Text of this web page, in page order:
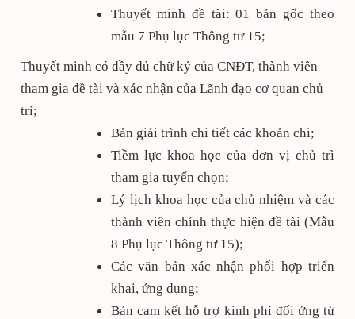
Thuyết minh đề tài: 01 bản gốc theo
mẫu 7 Phụ lục Thông tư15;
Thuyết minh có đầy đủ chữ ký của CNĐT, thành viên
tham gia đề tài và xác nhận của Lãnh đạo cơ quan chủ
trì;
Bản giải trình chi tiết các khoản chi;
Tiềm lực khoa học của đơn vị chủ trì
tham gia tuyển chọn;
Lý lịch khoa học của chủ nhiệm và các
thành viên chính thực hiện đề tài (Mẫu
8 Phụ lục Thông tư 15);
Các văn bản xác nhận phối hợp triển
khai, ứng dụng;
Bản cam kết hỗ trợ kinh phí đối ứng từ